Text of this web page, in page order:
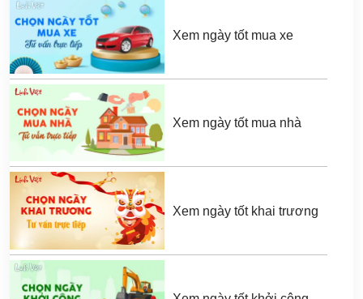
Xem ngày tốt mua xe
Xem ngày tốt mua nhà
Xem ngày tốt khai trương